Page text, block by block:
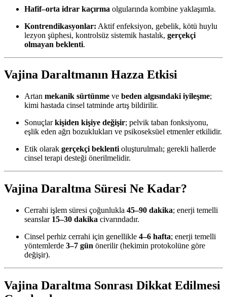
Hafif–orta idrar kaçırma olgularında kombine yaklaşımla.
Kontrendikasyonlar: Aktif enfeksiyon, gebelik, kötü huylu
lezyon şüphesi, kontrolsüz sistemik hastalık, gerçekçi
olmayan beklenti.
Vajina Daraltmanın Hazza Etkisi
Artan mekanik sürtünme ve beden algısındaki iyileşme;
kimi hastada cinsel tatminde artış bildirilir.
Sonuçlarkişiden kişiye değişir; pelvik taban fonksiyonu,
eşlik eden ağrı bozuklukları ve psikoseksüel etmenler etkilidir.
Etik olarak gerçekçi beklenti oluşturulmalı; gerekli hallerde
cinsel terapi desteği önerilmelidir.
Vajina Daraltma Süresi Ne Kadar?
Cerrahi işlem süresi çoğunlukla 45–90 dakika; enerji temelli
seanslar 15–30 dakika civarındadır.
Cinsel perhiz cerrahi için genellikle 4–6 hafta; enerji temelli
yöntemlerde 3–7 gün önerilir (hekimin protokolüne göre
değişir).
Vajina Daraltma Sonrası Dikkat Edilmesi